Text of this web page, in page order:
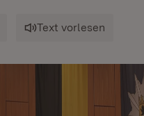
Text vorlesen